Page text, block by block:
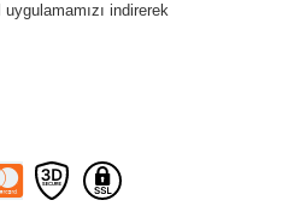
indirerek